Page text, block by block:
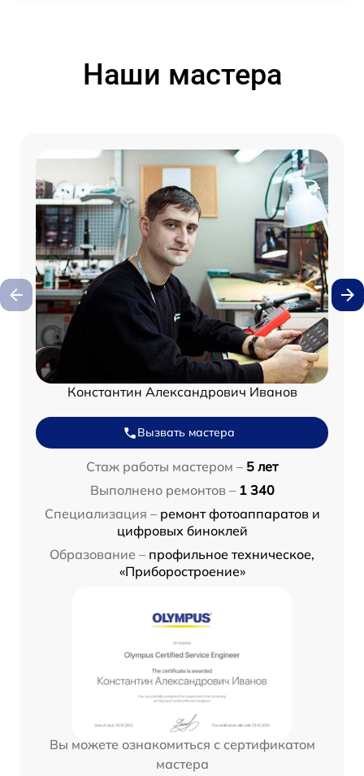
Наши мастера
Константин Александрович Иванов
Вызвать мастера
Стаж работы мастером – 5 лет
Выполнено ремонтов – 1 340
Специализация – ремонт фотоаппаратов и
цифровых биноклей
Образование – профильное техническое,
«Приборостроение»
Вы можете ознакомиться с сертификатом
мастера